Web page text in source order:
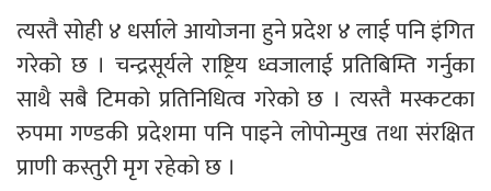
त्यस्तै सोही ४ धर्साले आयोजना हुने प्रदेश ४ लाई पनि इंगित
गरेको छ । चन्द्रसूर्यले राष्ट्रिय ध्वजालाई प्रतिबिम्ति गर्नुका
साथै सबै टिमको प्रतिनिधित्व गरेको छ । त्यस्तै मस्कटका
रुपमा गण्डकी प्रदेशमा पनि पाइने लोपोन्मुख तथा संरक्षित
प्राणी कस्तुरी मृग रहेको छ ।